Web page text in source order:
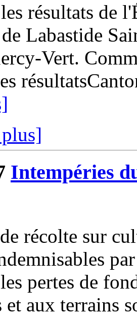
résultats de
Labastide
Vert.
Intempéries
récolte sur
pertes de
et aux terrains